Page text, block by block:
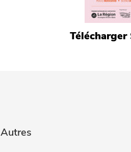
Autres